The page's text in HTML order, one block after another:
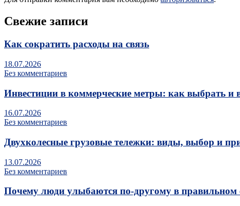
Свежие записи
Как сократить расходы на связь
18.07.2026
Без комментариев
Инвестиции в коммерческие метры: как выбрать и
16.07.2026
Без комментариев
Двухколесные грузовые тележки: виды, выбор и
13.07.2026
Без комментариев
Почему люди улыбаются по‑другому в правильном